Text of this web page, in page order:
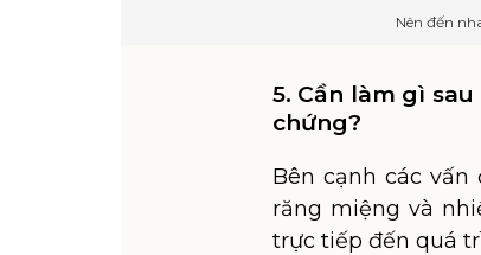
Nên đến
5. Cần làm gì
chứng?
Bên cạnh các
răng miệng và
trực tiếp đến quá